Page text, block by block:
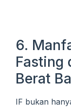
6.
Fasting
Berat
IF bukan